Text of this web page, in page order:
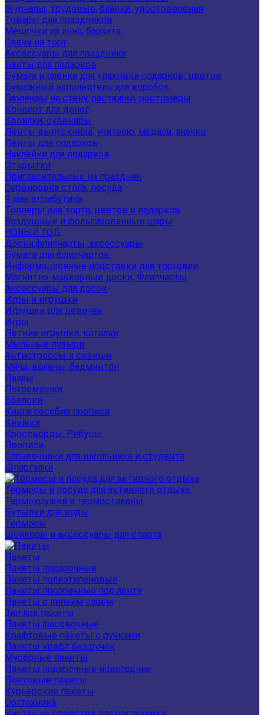
Журналы, трудовые, бланки, удостоверения
Товары для праздников
Мешочки из льна, бархата
Свечи на торт
Аксессуары для праздника
Банты для подарков
Бумага и пленка для упаковки подарков, цветов
Бумажный наполнитель для коробок
Гирлянды на стену, растяжки, ростомеры
Конверт для денег
Копилки, сувениры
Ленты выпускника, учителю, медали, значки
Ленты для подарков
Наклейки для подарков
Открытки
Пригласительные на праздник
Сервировка стола, посуда
9 мая атрибутика
Топперы для торта, цветов и подарков
Воздушные и фольгированные шары
НОВЫЙ ГОД
Доски,флипчарты, аксессуары
Бумага для флипчартов
Информационные подставки для торговли
Магнитно-маркерные доски, Флипчарты
Аксессуары для досок
Игры и игрушки
Игрушки для девочек
Игры
Летние игрушки, каталки
Мыльные пузыри
Антистрессы и сквиши
Мячи, воланы, бадминтон
Пазлы
Погремушки
Брелоки
Книги пособия прописи
Книжки
Кроссворды, Ребусы.
Прописи
Справочники для школьника и студента
Шпаргалки
Термосы и посуда для активного отдыха
Термокружки и термостаканы
Бутылки для воды
Термосы
Шейкеры и аксессуары для спорта
Пакеты
Пакеты подарочные
Пакеты полиэтиленовые
Пакеты прозрачные под ленту
Пакеты с липким слоем
Зип лок пакеты
Пакеты фасовочные
Крафтовые пакеты с ручками
Пакеты крафт без ручек
Мусорные пакеты
Пакеты подарочные новогодние
Почтовые пакеты
Курьерские пакеты
Оргтехника